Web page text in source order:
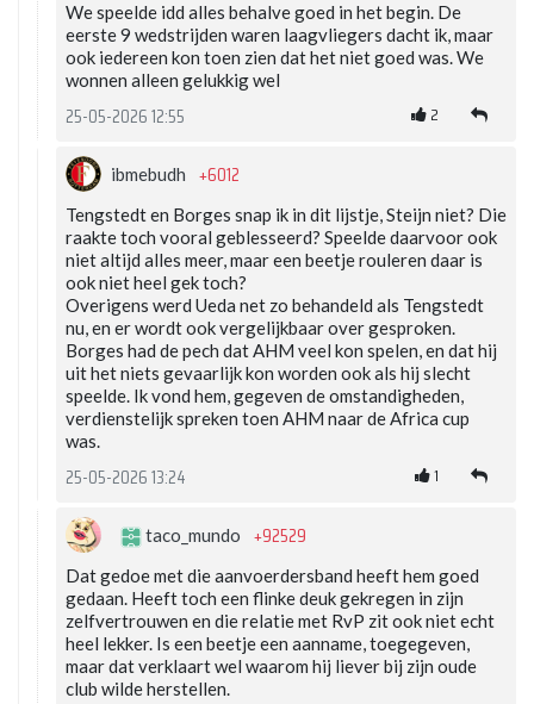
We speelde idd alles behalve goed in het begin. De
eerste 9 wedstrijden waren laagvliegers dacht ik, maar
ook iedereen kon toen zien dat het niet goed was. We
wonnen alleen gelukkig wel
25-05-2026 12:55 2
ibmebudh +6012
Tengstedt en Borges snap ik in dit lijstje, Steijn niet? Die
raakte toch vooral geblesseerd? Speelde daarvoor ook
niet altijd alles meer, maar een beetje rouleren daar is
ook niet heel gek toch?
Overigens werd Ueda net zo behandeld als Tengstedt
nu, en er wordt ook vergelijkbaar over gesproken.
Borges had de pech dat AHM veel kon spelen, en dat hij
uit het niets gevaarlijk kon worden ook als hij slecht
speelde. Ik vond hem, gegeven de omstandigheden,
verdienstelijk spreken toen AHM naar de Africa cup
was.
25-05-2026 13:24 1
taco_mundo +92529
Dat gedoe met die aanvoerdersband heeft hem goed
gedaan. Heeft toch een flinke deuk gekregen in zijn
zelfvertrouwen en die relatie met RvP zit ook niet echt
heel lekker. Is een beetje een aanname, toegegeven,
maar dat verklaart wel waarom hij liever bij zijn oude
club wilde herstellen.